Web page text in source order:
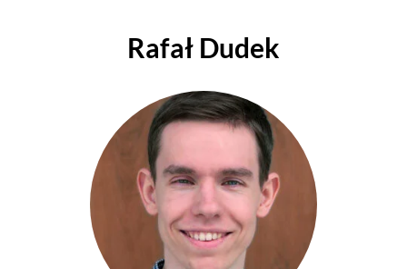
Rafał Dudek